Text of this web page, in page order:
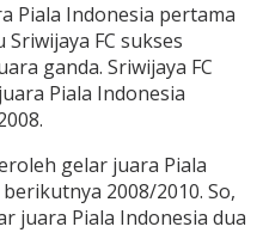
Piala Indonesia pertama
FC sukses
ganda. Sriwijaya FC
Piala Indonesia
gelar juara Piala
2008/2010. So,
juara Piala Indonesia dua